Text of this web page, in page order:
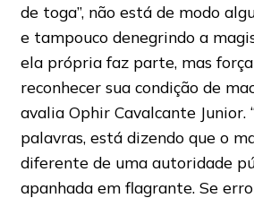
de toga”, não está de modo
e tampouco denegrindo a
ela própria faz parte, mas
reconhecer sua condição de
avalia Ophir Cavalcante Junior.
palavras, está dizendo que o
diferente de uma autoridade
apanhada em flagrante. Se